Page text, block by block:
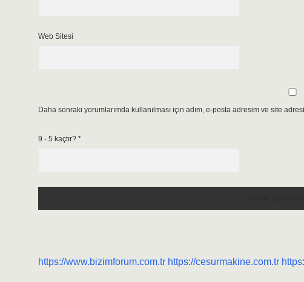
Web Sitesi
Daha sonraki yorumlarımda kullanılması için adım, e-posta adresim ve site
9 - 5 kaçtır? *
https://www.bizimforum.com.tr https://cesurmakine.com.tr